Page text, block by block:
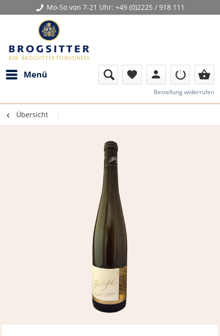
Mo-So von 7-21 Uhr: +49 (0)2225 / 918 111
Menü favorite person shopping_basket
Bestellung widerrufen
Übersicht